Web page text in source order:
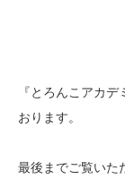
『とろんこアカ
おります。
最後までご覧いた